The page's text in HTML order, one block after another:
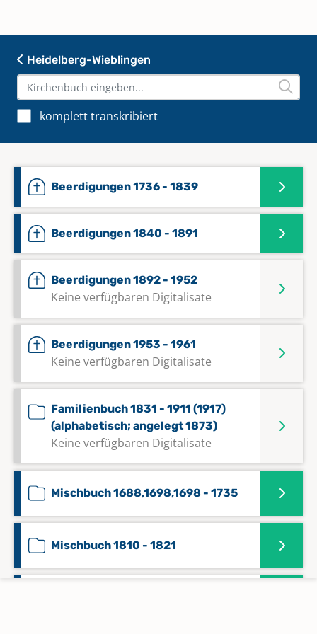
Heidelberg-Wieblingen
komplett transkribiert
Beerdigungen 1736 - 1839
Beerdigungen 1840 - 1891
Beerdigungen 1892 - 1952
Keine verfügbaren Digitalisate
Beerdigungen 1953 - 1961
Keine verfügbaren Digitalisate
Familienbuch 1831 - 1911 (1917)
(alphabetisch; angelegt 1873)
Keine verfügbaren Digitalisate
Mischbuch 1688,1698,1698 - 1735
Mischbuch 1810 - 1821